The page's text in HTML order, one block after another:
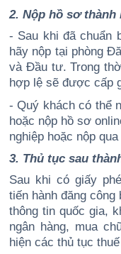
2. Nộp hồ sơ
- Sau khi đã chuẩn
hãy nộp tại phòng
và Đầu tư. Trong
hợp lệ sẽ được cấp
- Quý khách có thể
hoặc nộp hồ sơ
nghiệp hoặc nộp
3. Thủ tục sau
Sau khi có giấy
tiến hành đăng công
thông tin quốc gia,
ngân hàng, mua
hiện các thủ tục